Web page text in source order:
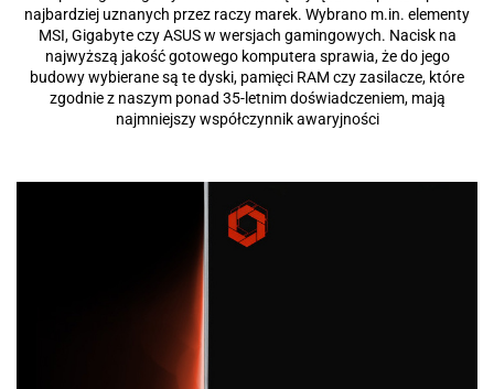
najbardziej uznanych przez raczy marek. Wybrano m.in. elementy
MSI, Gigabyte czy ASUS w wersjach gamingowych. Nacisk na
najwyższą jakość gotowego komputera sprawia, że do jego
budowy wybierane są te dyski, pamięci RAM czy zasilacze, które
zgodnie z naszym ponad 35-letnim doświadczeniem, mają
najmniejszy współczynnik awaryjności